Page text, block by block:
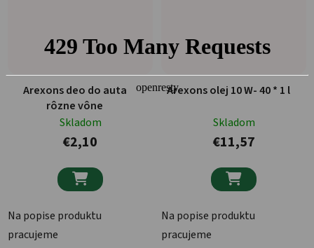
Arexons deo do auta
rôzne vône
Skladom
€2,10

Na popise produktu
pracujeme
Arexons olej 10 W- 40 * 1 l
Skladom
€11,57

Na popise produktu
pracujeme